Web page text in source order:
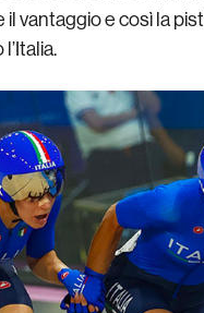
vantaggio e così la